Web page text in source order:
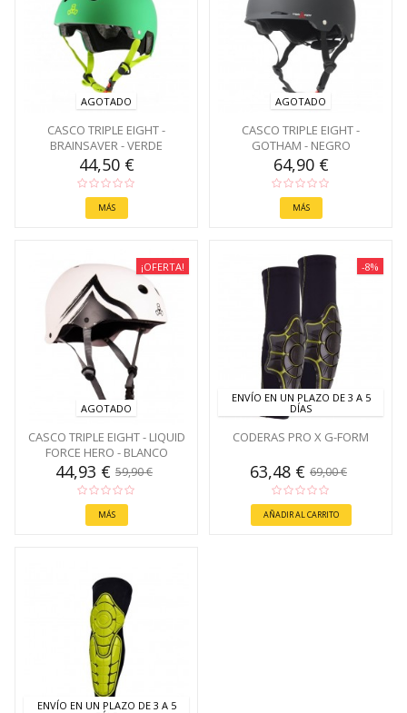
AGOTADO
CASCO TRIPLE EIGHT -
BRAINSAVER - VERDE
44,50 €
MÁS
AGOTADO
CASCO TRIPLE EIGHT -
GOTHAM - NEGRO
64,90 €
MÁS
¡OFERTA!
AGOTADO
CASCO TRIPLE EIGHT - LIQUID
FORCE HERO - BLANCO
44,93 € 59,90 €
MÁS
-8%
ENVÍO EN UN PLAZO DE 3 A 5
DÍAS
CODERAS PRO X G-FORM
63,48 € 69,00 €
AÑADIR AL CARRITO
ENVÍO EN UN PLAZO DE 3 A 5